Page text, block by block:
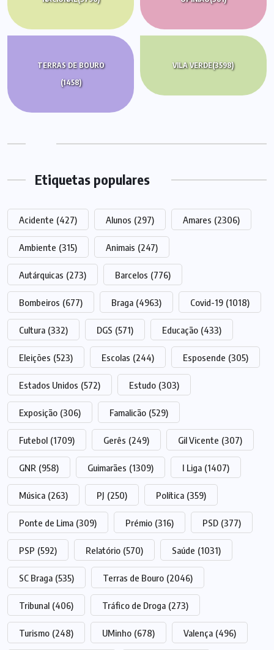
TERRAS DE BOURO
(1458)
VILA VERDE(3598)
Etiquetas populares
Acidente (427) Alunos (297) Amares (2306)
Ambiente (315) Animais (247)
Autárquicas (273) Barcelos (776)
Bombeiros (677) Braga (4963) Covid-19 (1018)
Cultura (332) DGS (571) Educação (433)
Eleições (523) Escolas (244) Esposende (305)
Estados Unidos (572) Estudo (303)
Exposição (306) Famalicão (529)
Futebol (1709) Gerês (249) Gil Vicente (307)
GNR (958) Guimarães (1309) I Liga (1407)
Música (263) PJ (250) Política (359)
Ponte de Lima (309) Prémio (316) PSD (377)
PSP (592) Relatório (570) Saúde (1031)
SC Braga (535) Terras de Bouro (2046)
Tribunal (406) Tráfico de Droga (273)
Turismo (248) UMinho (678) Valença (496)